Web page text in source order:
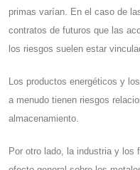
primas varían. En el caso de
contratos de futuros que las
los riesgos suelen estar
Los productos energéticos y
a menudo tienen riesgos
almacenamiento.
Por otro lado, la industria y los